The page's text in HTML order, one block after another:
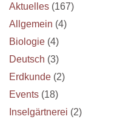
Aktuelles (167)
Allgemein (4)
Biologie (4)
Deutsch (3)
Erdkunde (2)
Events (18)
Inselgärtnerei (2)